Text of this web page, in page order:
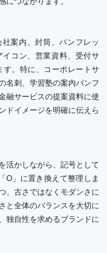
案内、封筒、パンフレッ
コン、営業資料、受付サ
。特に、コーポレートサ
名刺、学習塾の案内パンフ
融サービスの提案資料に使
ドイメージを明確に伝えら
活かしながら、記号として
O」に置き換えて整理しま
、古さではなくモダンさに
と全体のバランスを大切に
独自性を求めるブランドに